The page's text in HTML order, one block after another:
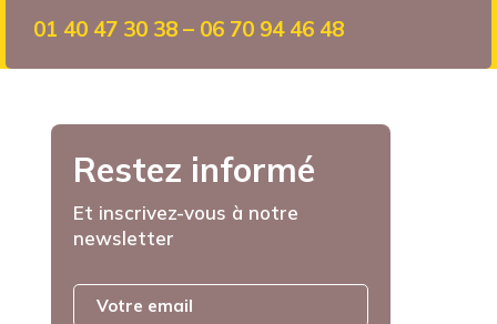
01 40 47 30 38 – 06 70 94 46 48
Restez informé
Et inscrivez-vous à notre
newsletter